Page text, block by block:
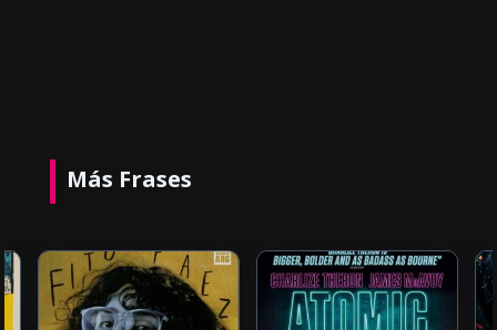
Más Frases